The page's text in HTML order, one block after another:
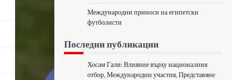
Международни приноси на египетски
футболисти
Последни публикации
Хосам Гали: Влияние върху националния
отбор, Международни участия, Представяне